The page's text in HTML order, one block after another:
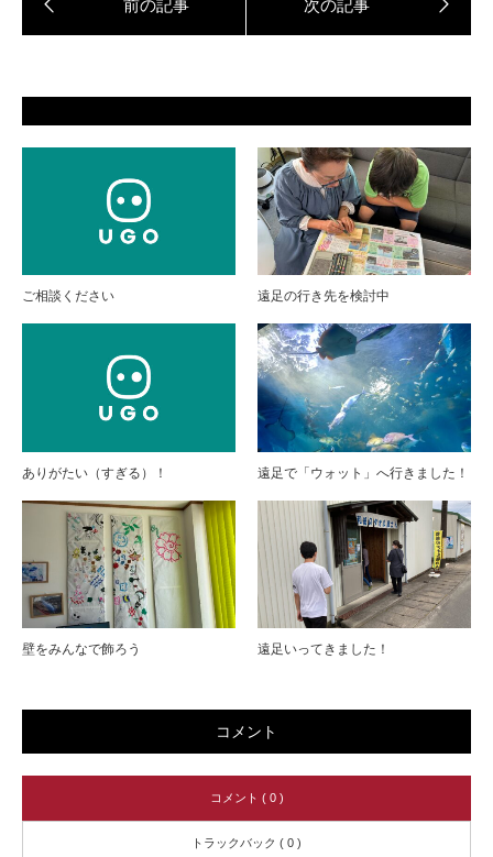
ご相談ください 遠足の行き先を検討中
ありがたい（すぎる）！ 遠足で「ウォット」へ行きました！
壁をみんなで飾ろう 遠足いってきました！
コメント
コメント ( 0 )
トラックバック ( 0 )